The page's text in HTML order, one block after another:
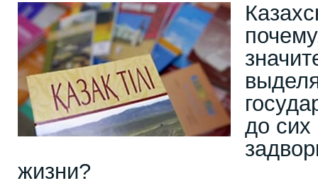
до сих
жизни?